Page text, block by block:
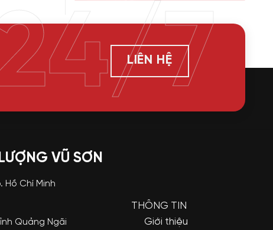
LIÊN HỆ7
VŨ SƠN
Hồ Chí Minh
Quảng Ngãi
THÔNG TIN
Giới thiệu